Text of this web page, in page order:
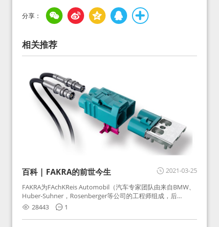
相关推荐
2021-03-25
百科 | FAKRA的前世今生
FAKRA为FAchKReis Automobil（汽车专家团队由来自BMW、
Huber-Suhner，Rosenberger等公司的工程师组成，后
Huber-Suhner相关连接器业务及技术在2010年并入
Rosenberger）缩写。起初为BMW需求用于车载收音机天线连
接，如今FAKRA已成为汽车行业通用标准的射频连接器，被业
28443 1